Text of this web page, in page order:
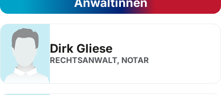
Dirk Gliese
RECHTSANWALT, NOTAR